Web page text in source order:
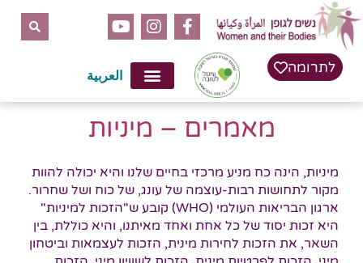
לתוכן
לתרומה العربية
מאמרים – מיניות
מיניות, הינה כח מניע מרכזי בחיים שלנו והיא יכולה להוות
מקור לתחושות רבות-עוצמה של עונג, של כוח ושל שחרור.
ארגון הבריאות העולמי (WHO) קובע ש"הזכות למיניות"
היא זכות יסוד של כל אחת ואחד מאיתנו, והיא כוללת, בין
השאר, את הזכות לחירות מינית, הזכות לעצמאות וביטחון